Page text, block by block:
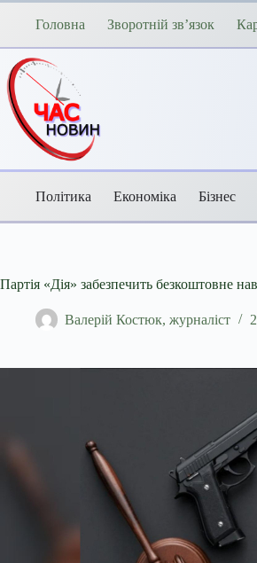
Перейти
Головна Зворотній зв’язок
Політика Економіка Бізнес
Партія «Дія» забезпечить безкоштовне
Валерій Костюк, журналіст